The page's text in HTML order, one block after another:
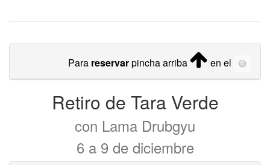
Para reservarpincha arriba en el
Retiro de Tara Verde
con Lama Drubgyu
6 a 9 de diciembre